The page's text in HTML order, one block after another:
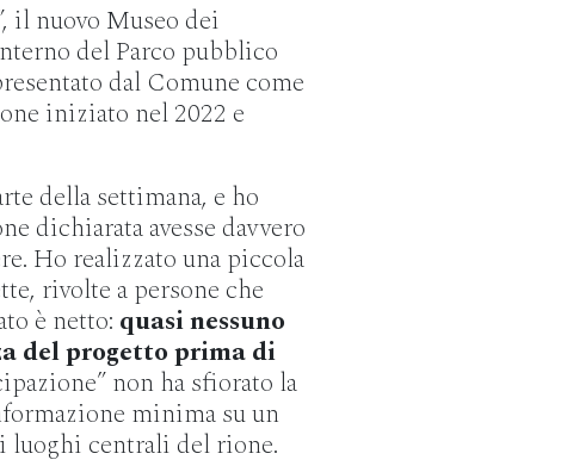
il nuovo Museo dei
del Parco pubblico
dal Comune come
iniziato nel 2022 e
della settimana, e ho
dichiarata avesse davvero
Ho realizzato una piccola
rivolte a persone che
è netto: quasi nessuno
del progetto prima di
non ha sfiorato la
minima su un
luoghi centrali del rione.